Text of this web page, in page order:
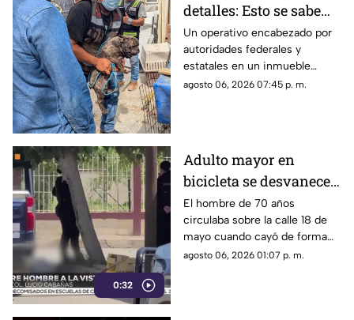
detalles: Esto se sabe
sobre el hallazgo de un
lagarto y un tigre de
bengala en un
autolavado de Juárez
Un operativo encabezado por
autoridades federales y
estatales en un inmueble
habilitado como autolavado en
agosto 06, 2026 07:45 p. m.
0:32
Adulto mayor en
bicicleta se desvanece y
pierde la vida en la
colonia Lucio Cabañas
El hombre de 70 años
circulaba sobre la calle 18 de
mayo cuando cayó de forma
repentina; paramédicos
agosto 06, 2026 01:07 p. m.